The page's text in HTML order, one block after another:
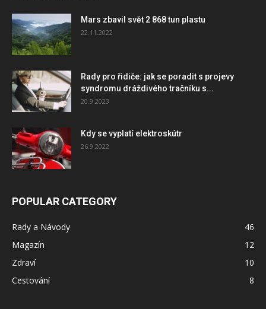
Mars zbavil svět 2 868 tun plastu
22.11.2022
Rady pro řidiče: jak se poradit s projevy
syndromu dráždivého tračníku s...
20.9.2023
Kdy se vyplatí elektroskútr
26.9.2022
POPULAR CATEGORY
Rady a Návody
46
Magazín
12
Zdraví
10
Cestování
8